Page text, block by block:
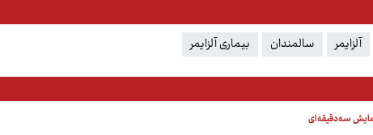
آلزایمر سالمندان بیماری آلزایمر
سه‌دقیقه‌ای